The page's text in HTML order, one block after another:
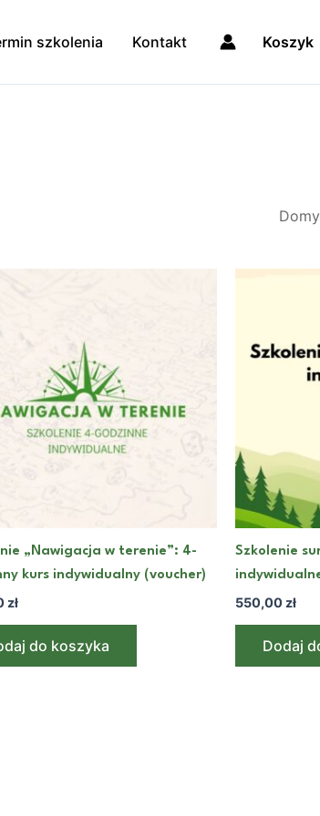
szkolenia Kontakt Koszyk
„Nawigacja w terenie”: 4-
kurs indywidualny (voucher)
zł
do koszyka
Szkolenie
550,00 zł
Dodaj